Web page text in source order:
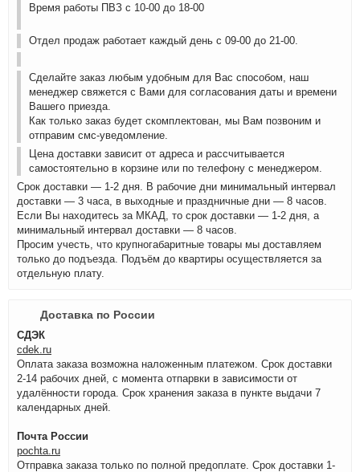
Время работы ПВЗ с 10-00 до 18-00
Отдел продаж работает каждый день с 09-00 до 21-00.
Сделайте заказ любым удобным для Вас способом, наш
менеджер свяжется с Вами для согласования даты и времени
Вашего приезда.
Как только заказ будет скомплектован, мы Вам позвоним и
отправим смс-уведомление.
Цена доставки зависит от адреса и рассчитывается
самостоятельно в корзине или по телефону с менеджером.
Срок доставки — 1-2 дня. В рабочие дни минимальный интервал
доставки — 3 часа, в выходные и праздничные дни — 8 часов.
Если Вы находитесь за МКАД, то срок доставки — 1-2 дня, а
минимальный интервал доставки — 8 часов.
Просим учесть, что крупногабаритные товары мы доставляем
только до подъезда. Подъём до квартиры осуществляется за
отдельную плату.
Доставка по России
СДЭК
cdek.ru
Оплата заказа возможна наложенным платежом. Срок доставки
2-14 рабочих дней, с момента отпарвки в зависимости от
удалённости города. Срок хранения заказа в пункте выдачи 7
календарных дней.
Почта России
pochta.ru
Отправка заказа только по полной предоплате. Срок доставки 1-